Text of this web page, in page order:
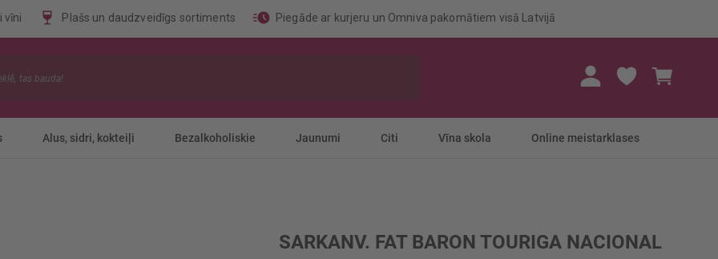
vīni Plašs un daudzveidīgs sortiments Piegāde ar kurjeru un Omniva pakomātiem visā Latvijā
Alus, sidri, kokteiļi Bezalkoholiskie Jaunumi Citi Vīna skola Online meistarklases
SARKANV. FAT BARON TOURIGA NACIONAL